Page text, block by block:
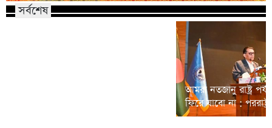
সর্বশেষ
আমরা নতজানু রাষ্ট্র
ফিরে যাবো না :